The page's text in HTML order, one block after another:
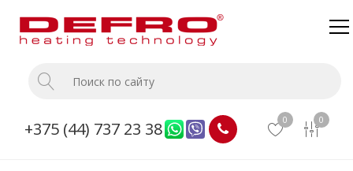
+375 (44) 737 23 38 0 0
О компании